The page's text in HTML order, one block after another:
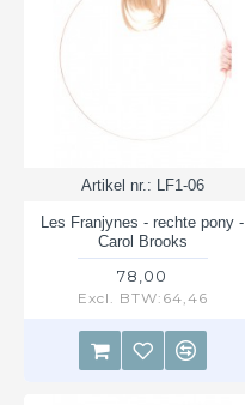
Artikel nr.: LF1-06
Les Franjynes - rechte pony -
Carol Brooks
78,00
Excl. BTW:64,46